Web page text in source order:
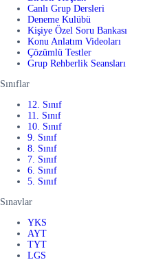
Canlı Grup Dersleri
Deneme Kulübü
Kişiye Özel Soru Bankası
Konu Anlatım Videoları
Çözümlü Testler
Grup Rehberlik Seansları
Sınıflar
12. Sınıf
11. Sınıf
10. Sınıf
9. Sınıf
8. Sınıf
7. Sınıf
6. Sınıf
5. Sınıf
Sınavlar
YKS
AYT
TYT
LGS